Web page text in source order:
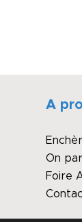
A
On
Foire